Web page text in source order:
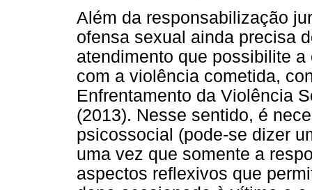
Além da responsabilização
ofensa sexual ainda precisa
atendimento que possibilite
com a violência cometida,
Enfrentamento da Violência
(2013). Nesse sentido, é
psicossocial (pode-se dizer
uma vez que somente a
aspectos reflexivos que